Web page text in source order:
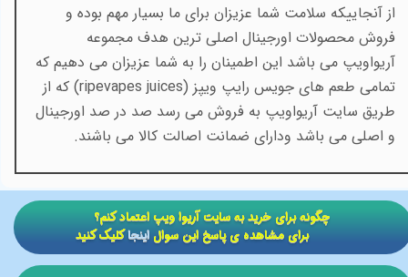
از آنجاییکه سلامت شما عزیزان برای ما بسیار مهم بوده و
فروش محصولات اورجینال اصلی ترین هدف مجموعه
آریواویپ می باشد این اطمینان را به شما عزیزان می دهیم که
تمامی طعم های جویس رایپ ویپز (ripevapes juices) که از
طریق سایت آریواویپ به فروش می رسد صد در صد اورجینال
و اصلی می باشد ودارای ضمانت اصالت کالا می باشند.
​​چگونه برای خرید به سایت آریوا ویپ اعتماد کنم؟
برای مشاهده ی پاسخ این سوالاینجاکلیک کنید